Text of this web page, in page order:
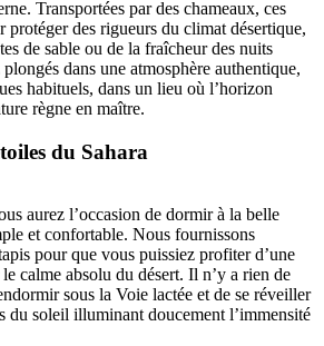
Transportées par des chameaux, ces
protéger des rigueurs du climat désertique,
de sable ou de la fraîcheur des nuits
dans une atmosphère authentique,
habituels, dans un lieu où l’horizon
règne en maître.
du Sahara
aurez l’occasion de dormir à la belle
et confortable. Nous fournissons
pour que vous puissiez profiter d’une
calme absolu du désert. Il n’y a rien de
sous la Voie lactée et de se réveiller
du soleil illuminant doucement l’immensité